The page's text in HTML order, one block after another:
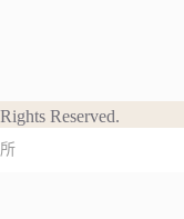
Reserved.